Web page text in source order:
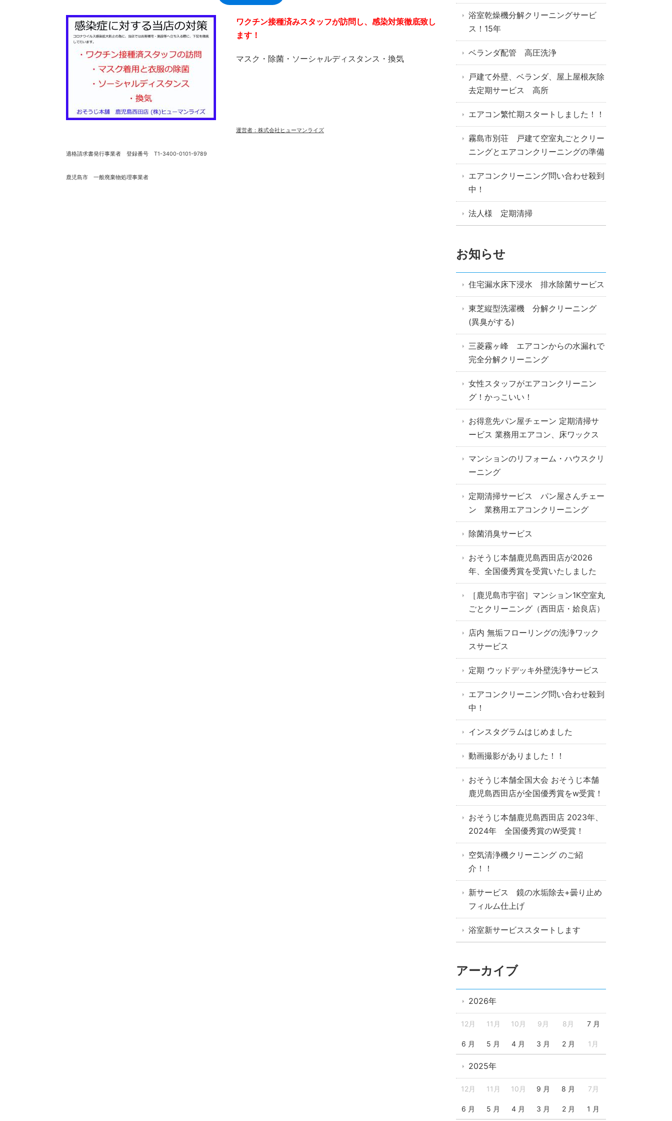
ワクチン接種済みスタッフが訪問し、感染対策徹底致し
ます！
マスク・除菌・ソーシャルディスタンス・換気
運営者：株式会社ヒューマンライズ
適格請求書発行事業者 登録番号 T1-3400-0101-9789
鹿児島市 一般廃棄物処理事業者
浴室乾燥機分解クリーニングサービ
ス！15年
ベランダ配管 高圧洗浄
戸建て外壁、ベランダ、屋上屋根灰除
去定期サービス 高所
エアコン繁忙期スタートしました！！
霧島市別荘 戸建て空室丸ごとクリー
ニングとエアコンクリーニングの準備
エアコンクリーニング問い合わせ殺到
中！
法人様 定期清掃
お知らせ
住宅漏水床下浸水 排水除菌サービス
東芝縦型洗濯機 分解クリーニング
(異臭がする)
三菱霧ヶ峰 エアコンからの水漏れで
完全分解クリーニング
女性スタッフがエアコンクリーニン
グ！かっこいい！
お得意先パン屋チェーン 定期清掃サ
ービス 業務用エアコン、床ワックス
マンションのリフォーム・ハウスクリ
ーニング
定期清掃サービス パン屋さんチェー
ン 業務用エアコンクリーニング
除菌消臭サービス
おそうじ本舗鹿児島西田店が2026
年、全国優秀賞を受賞いたしました
［鹿児島市宇宿］マンション1K空室丸
ごとクリーニング（西田店・姶良店）
店内 無垢フローリングの洗浄ワック
スサービス
定期 ウッドデッキ外壁洗浄サービス
エアコンクリーニング問い合わせ殺到
中！
インスタグラムはじめました
動画撮影がありました！！
おそうじ本舗全国大会 おそうじ本舗
鹿児島西田店が全国優秀賞をw受賞！
おそうじ本舗鹿児島西田店 2023年、
2024年 全国優秀賞のW受賞！
空気清浄機クリーニング のご紹
介！！
新サービス 鏡の水垢除去+曇り止め
フィルム仕上げ
浴室新サービススタートします
アーカイブ
2026年
12月 11月 10月 9月 8月 7 月
6 月 5 月 4 月 3 月 2 月 1月
2025年
12月 11月 10月 9 月 8 月 7月
6 月 5 月 4 月 3 月 2 月 1 月